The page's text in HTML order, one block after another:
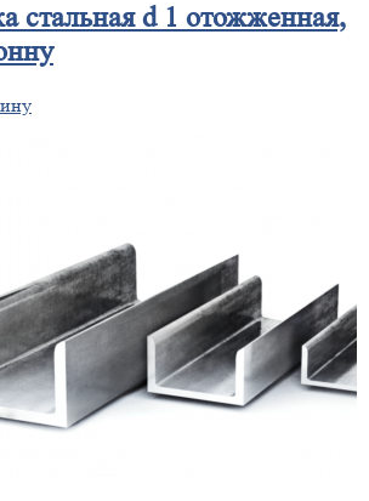
стальная d 1 отожженная,